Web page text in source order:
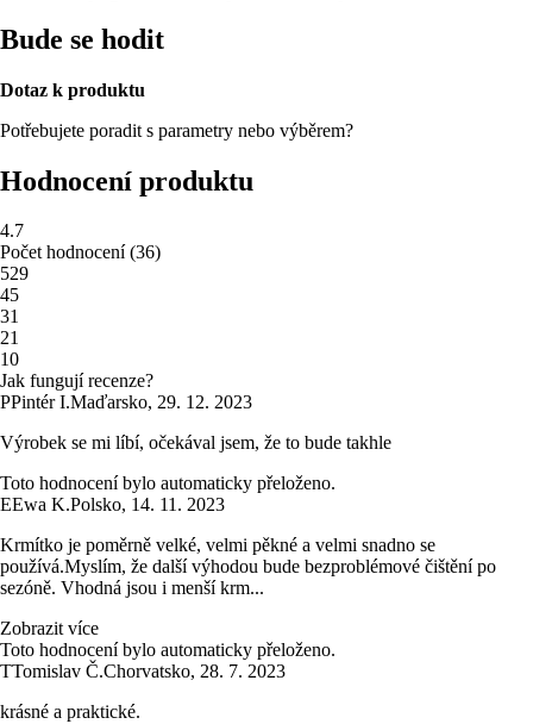
Bude se hodit
Dotaz k produktu
Potřebujete poradit s parametry nebo výběrem?
Hodnocení produktu
4.7
Počet hodnocení(36)
529
45
31
21
10
Jak fungují recenze?
PPintér I.Maďarsko, 29. 12. 2023
Výrobek se mi líbí, očekával jsem, že to bude takhle
Toto hodnocení bylo automaticky přeloženo.
EEwa K.Polsko, 14. 11. 2023
Krmítko je poměrně velké, velmi pěkné a velmi snadno se
používá.Myslím, že další výhodou bude bezproblémové čištění po
sezóně. Vhodná jsou i menší krm...
Zobrazit více
Toto hodnocení bylo automaticky přeloženo.
TTomislav Č.Chorvatsko, 28. 7. 2023
krásné a praktické.